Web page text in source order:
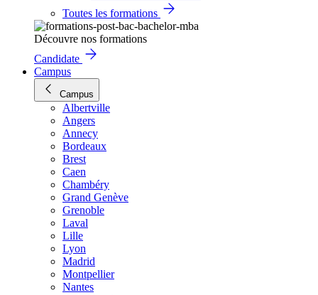
Toutes les formations
Découvre nos formations
Candidate
Campus
Campus
Albertville
Angers
Annecy
Bordeaux
Brest
Caen
Chambéry
Grand Genève
Grenoble
Laval
Lille
Lyon
Madrid
Montpellier
Nantes